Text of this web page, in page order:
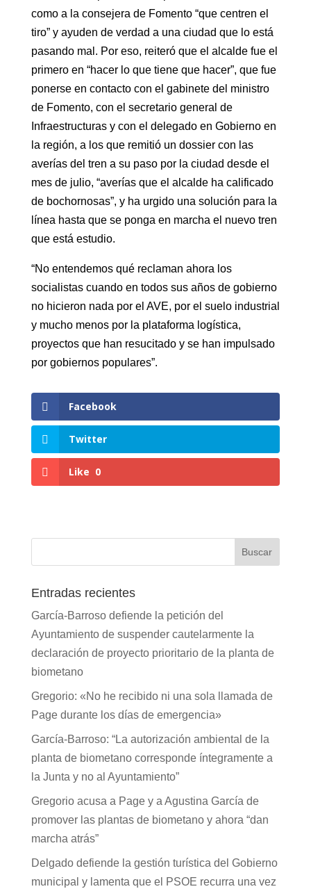
como a la consejera de Fomento “que centren el
tiro” y ayuden de verdad a una ciudad que lo está
pasando mal. Por eso, reiteró que el alcalde fue el
primero en “hacer lo que tiene que hacer”, que fue
ponerse en contacto con el gabinete del ministro
de Fomento, con el secretario general de
Infraestructuras y con el delegado en Gobierno en
la región, a los que remitió un dossier con las
averías del tren a su paso por la ciudad desde el
mes de julio, “averías que el alcalde ha calificado
de bochornosas”, y ha urgido una solución para la
línea hasta que se ponga en marcha el nuevo tren
que está estudio.
“No entendemos qué reclaman ahora los
socialistas cuando en todos sus años de gobierno
no hicieron nada por el AVE, por el suelo industrial
y mucho menos por la plataforma logística,
proyectos que han resucitado y se han impulsado
por gobiernos populares”.
Facebook
Twitter
Like 0
Entradas recientes
García-Barroso defiende la petición del
Ayuntamiento de suspender cautelarmente la
declaración de proyecto prioritario de la planta de
biometano
Gregorio: «No he recibido ni una sola llamada de
Page durante los días de emergencia»
García-Barroso: “La autorización ambiental de la
planta de biometano corresponde íntegramente a
la Junta y no al Ayuntamiento”
Gregorio acusa a Page y a Agustina García de
promover las plantas de biometano y ahora “dan
marcha atrás”
Delgado defiende la gestión turística del Gobierno
municipal y lamenta que el PSOE recurra una vez